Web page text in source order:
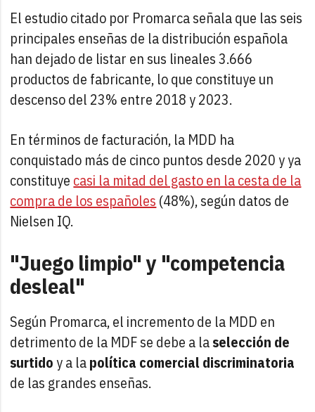
El estudio citado por Promarca señala que las seis
principales enseñas de la distribución española
han dejado de listar en sus lineales 3.666
productos de fabricante, lo que constituye un
descenso del 23% entre 2018 y 2023.
En términos de facturación, la MDD ha
conquistado más de cinco puntos desde 2020 y ya
constituye casi la mitad del gasto en la cesta de la
compra de los españoles (48%), según datos de
Nielsen IQ.
"Juego limpio" y "competencia
desleal"
Según Promarca, el incremento de la MDD en
detrimento de la MDF se debe a laselección de
surtidoy a lapolítica comercial discriminatoria
de las grandes enseñas.